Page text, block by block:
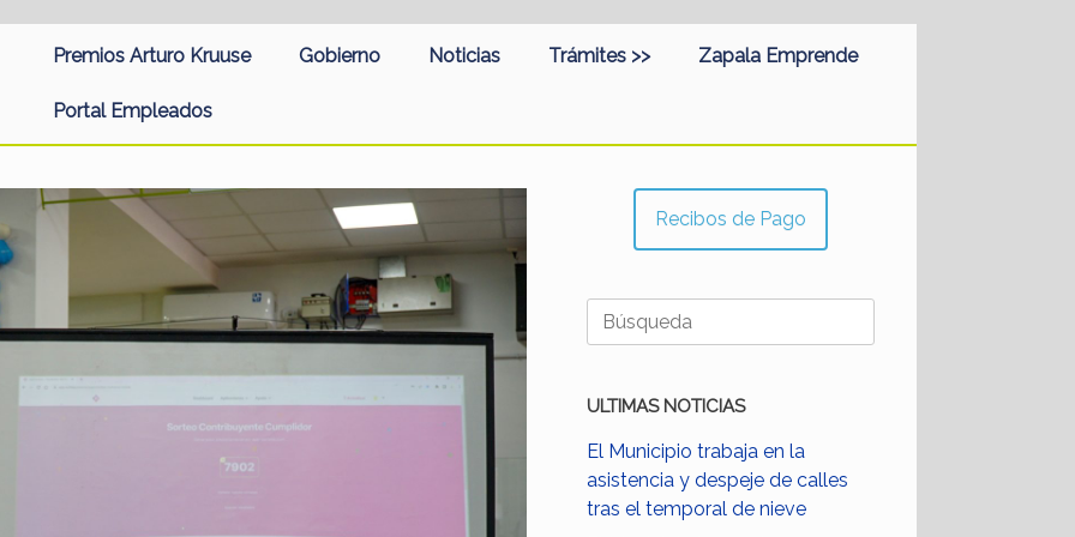
Premios Arturo Kruuse Gobierno Noticias Trámites >> Zapala Emprende
Portal Empleados
Recibos de Pago
Buscar:
ULTIMAS NOTICIAS
El Municipio trabaja en la
asistencia y despeje de calles
tras el temporal de nieve